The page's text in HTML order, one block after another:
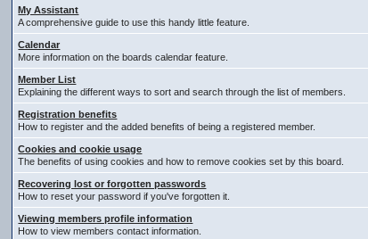
My Assistant
A comprehensive guide to use this handy little feature.
Calendar
More information on the boards calendar feature.
Member List
Explaining the different ways to sort and search through the list of members.
Registration benefits
How to register and the added benefits of being a registered member.
Cookies and cookie usage
The benefits of using cookies and how to remove cookies set by this board.
Recovering lost or forgotten passwords
How to reset your password if you've forgotten it.
Viewing members profile information
How to view members contact information.